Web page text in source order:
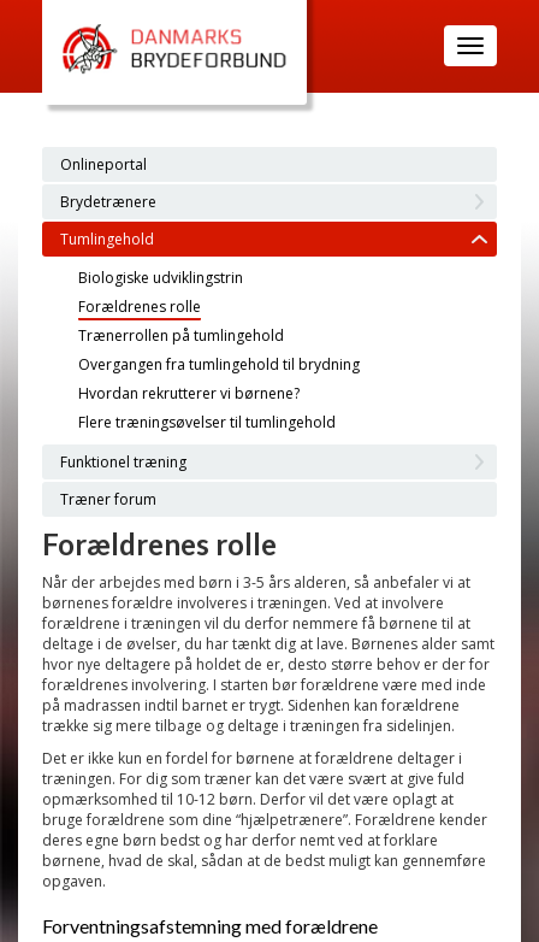
Toggle
navigation
Onlineportal
Brydetrænere
Tumlingehold
Biologiske udviklingstrin
Forældrenes rolle
Trænerrollen på tumlingehold
Overgangen fra tumlingehold til brydning
Hvordan rekrutterer vi børnene?
Flere træningsøvelser til tumlingehold
Funktionel træning
Træner forum
Forældrenes rolle
Når der arbejdes med børn i 3-5 års alderen, så anbefaler vi at
børnenes forældre involveres i træningen. Ved at involvere
forældrene i træningen vil du derfor nemmere få børnene til at
deltage i de øvelser, du har tænkt dig at lave. Børnenes alder samt
hvor nye deltagere på holdet de er, desto større behov er der for
forældrenes involvering. I starten bør forældrene være med inde
på madrassen indtil barnet er trygt. Sidenhen kan forældrene
trække sig mere tilbage og deltage i træningen fra sidelinjen.
Det er ikke kun en fordel for børnene at forældrene deltager i
træningen. For dig som træner kan det være svært at give fuld
opmærksomhed til 10-12 børn. Derfor vil det være oplagt at
bruge forældrene som dine “hjælpetrænere”. Forældrene kender
deres egne børn bedst og har derfor nemt ved at forklare
børnene, hvad de skal, sådan at de bedst muligt kan gennemføre
opgaven.
Forventningsafstemning med forældrene